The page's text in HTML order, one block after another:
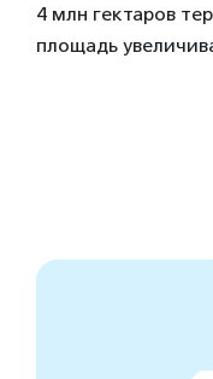
4 млн гектаров
площадь